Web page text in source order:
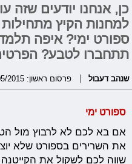
כן, אנחנו יודעים
למחנות הקיץ
ספורט ימי? איפה
תתחברו לטבע?
שנהב דעבול פרסום ראשון: 23/05/2015, 14:39
ספורט ימי
אם בא לכם לא לרבוץ מול
את השרירים בספורט שלא
שווה לכם לשקול את הקייטנה